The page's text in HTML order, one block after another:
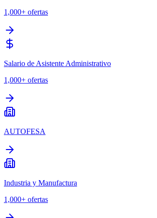
1,000+ ofertas
Salario de Asistente Administrativo
1,000+ ofertas
AUTOFESA
Industria y Manufactura
1,000+ ofertas